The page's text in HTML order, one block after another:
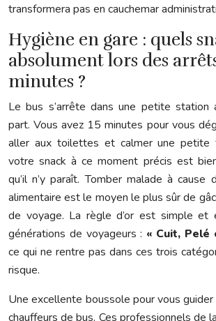
transformera pas en cauchemar
Hygiène en gare : quels
absolument lors des
minutes ?
Le bus s’arrête dans une petite station
part. Vous avez 15 minutes pour vous
aller aux toilettes et calmer une petite
votre snack à ce moment précis est
qu’il n’y paraît. Tomber malade à cause
alimentaire est le moyen le plus sûr de
de voyage. La règle d’or est simple et
générations de voyageurs : « Cuit, Pelé
ce qui ne rentre pas dans ces trois
risque.
Une excellente boussole pour vous guider
chauffeurs de bus. Ces professionnels de